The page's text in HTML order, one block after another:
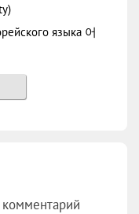
языка 어
комментарий